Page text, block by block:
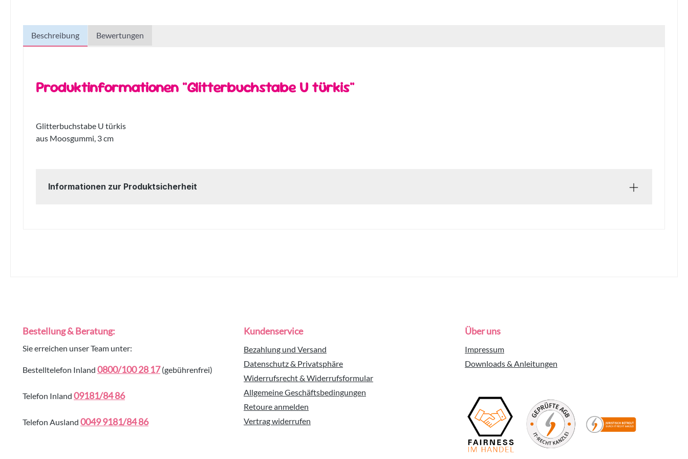
Beschreibung Bewertungen
Produktinformationen "Glitterbuchstabe U türkis"
Glitterbuchstabe U türkis
aus Moosgummi, 3 cm
Informationen zur Produktsicherheit
Bestellung & Beratung:
Sie erreichen unser Team unter:
Bestelltelefon Inland 0800/100 28 17(gebührenfrei)
Telefon Inland 09181/84 86
Telefon Ausland 0049 9181/84 86
Kundenservice
Bezahlung und Versand
Datenschutz & Privatsphäre
Widerrufsrecht & Widerrufsformular
Allgemeine Geschäftsbedingungen
Retoure anmelden
Vertrag widerrufen
Über uns
Impressum
Downloads & Anleitungen